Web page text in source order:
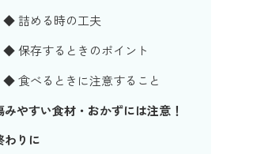
◆ 詰める時の工夫
◆ 保存するときのポイント
◆ 食べるときに注意すること
みやすい食材・おかずには注意！
わりに